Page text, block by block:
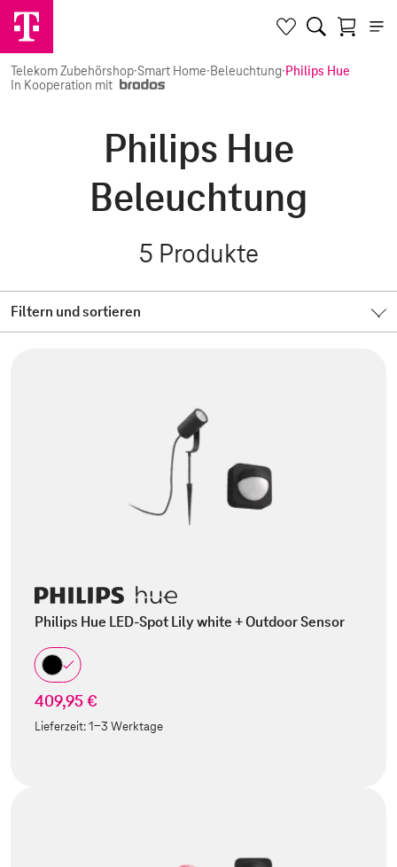
Telekom Zubehörshop·Smart Home·Beleuchtung·Philips Hue
In Kooperation mit
Philips Hue
Beleuchtung
5 Produkte
Filtern und sortieren
Philips Hue LED-Spot Lily white + Outdoor Sensor
409,95 €
Lieferzeit:1-3 Werktage